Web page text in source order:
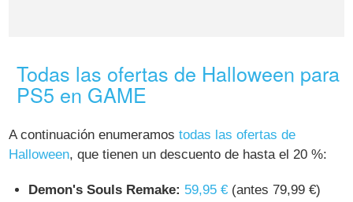
Todas las ofertas de Halloween para
PS5 en GAME
A continuación enumeramostodas las ofertas de
Halloween, que tienen un descuento de hasta el 20 %:
Demon's Souls Remake: 59,95 € (antes 79,99 €)